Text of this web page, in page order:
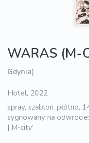
WARAS (M-
Gdynia)
Hotel, 2022
spray, szablon, płótno,
sygnowany na
| M-city'